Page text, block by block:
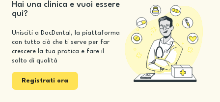
Hai una clinica e vuoi essere
qui?
Unisciti a DocDental, la piattaforma
con tutto ciò che ti serve per far
crescere la tua pratica e fare il
salto di qualità
Registrati ora